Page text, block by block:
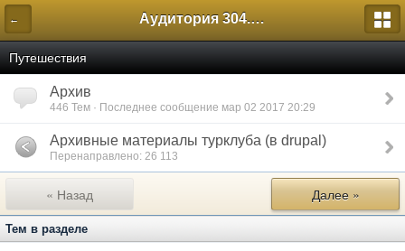
← Аудитория 304. История России
Путешествия
Архив
446 Тем · Последнее сообщение мар 02 2017 20:29
Архивные материалы турклуба (в drupal)
Перенаправлено: 26 113
« Назад Далее »
Тем в разделе